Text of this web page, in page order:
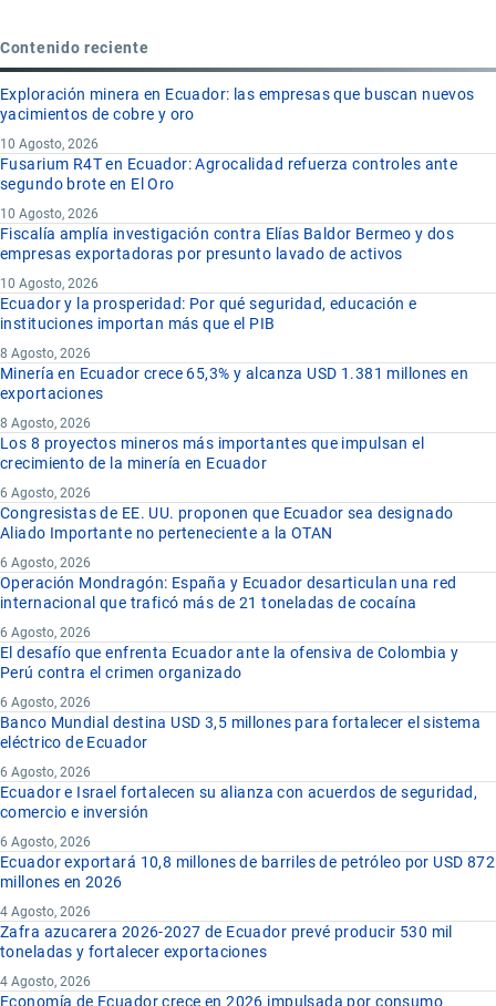
Contenido reciente
Exploración minera en Ecuador: las empresas que buscan nuevos
yacimientos de cobre y oro
10 Agosto, 2026
Fusarium R4T en Ecuador: Agrocalidad refuerza controles ante
segundo brote en El Oro
10 Agosto, 2026
Fiscalía amplía investigación contra Elías Baldor Bermeo y dos
empresas exportadoras por presunto lavado de activos
10 Agosto, 2026
Ecuador y la prosperidad: Por qué seguridad, educación e
instituciones importan más que el PIB
8 Agosto, 2026
Minería en Ecuador crece 65,3% y alcanza USD 1.381 millones en
exportaciones
8 Agosto, 2026
Los 8 proyectos mineros más importantes que impulsan el
crecimiento de la minería en Ecuador
6 Agosto, 2026
Congresistas de EE. UU. proponen que Ecuador sea designado
Aliado Importante no perteneciente a la OTAN
6 Agosto, 2026
Operación Mondragón: España y Ecuador desarticulan una red
internacional que traficó más de 21 toneladas de cocaína
6 Agosto, 2026
El desafío que enfrenta Ecuador ante la ofensiva de Colombia y
Perú contra el crimen organizado
6 Agosto, 2026
Banco Mundial destina USD 3,5 millones para fortalecer el sistema
eléctrico de Ecuador
6 Agosto, 2026
Ecuador e Israel fortalecen su alianza con acuerdos de seguridad,
comercio e inversión
6 Agosto, 2026
Ecuador exportará 10,8 millones de barriles de petróleo por USD 872
millones en 2026
4 Agosto, 2026
Zafra azucarera 2026-2027 de Ecuador prevé producir 530 mil
toneladas y fortalecer exportaciones
4 Agosto, 2026
Economía de Ecuador crece en 2026 impulsada por consumo